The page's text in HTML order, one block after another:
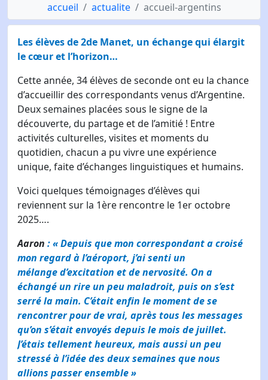
accueil actualite accueil-argentins
Les élèves de 2de Manet, un échange qui élargit
le cœur et l’horizon…
Cette année, 34 élèves de seconde ont eu la chance
d’accueillir des correspondants venus d’Argentine.
Deux semaines placées sous le signe de la
découverte, du partage et de l’amitié ! Entre
activités culturelles, visites et moments du
quotidien, chacun a pu vivre une expérience
unique, faite d’échanges linguistiques et humains.
Voici quelques témoignages d’élèves qui
reviennent sur la 1ère rencontre le 1er octobre
2025….
Aaron : « Depuis que mon correspondant a croisé
mon regard à l’aéroport, j’ai senti un
mélange d’excitation et de nervosité. On a
échangé un rire un peu maladroit, puis on s’est
serré la main. C’était enfin le moment de se
rencontrer pour de vrai, après tous les messages
qu’on s’était envoyés depuis le mois de juillet.
J’étais tellement heureux, mais aussi un peu
stressé à l’idée des deux semaines que nous
allions passer ensemble »